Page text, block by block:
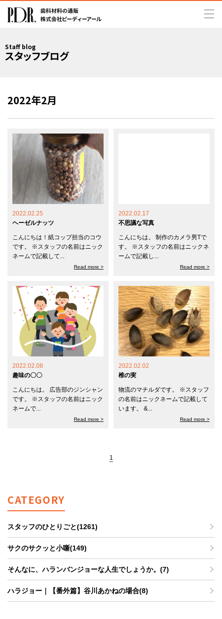
Staff blog
スタッフブログ
2022年2月
2022.02.25
ヘーゼルナッツ
こんにちは！紙コップ担当のコウ
です。 ※スタッフの名前はニック
ネームで記載して...
Read more >
2022.02.17
不思議な写真
こんにちは。 制作のカメラ男Tで
す。 ※スタッフの名前はニックネ
ームで記載し...
Read more >
2022.02.08
趣味の〇〇
こんにちは。 広告部のジンシャン
です。 ※スタッフの名前はニック
ネームで...
Read more >
2022.02.02
椎の実
物流のマチルダです。 ※スタッフ
の名前はニックネームで記載して
います。 &...
Read more >
CATEGORY
スタッフのひとりごと(1261)
サクのサクッと小噺(149)
そんなに、ハランバンジョーな人生でしょうか。(7)
ハラジョー｜【番外篇】谷川あかねの場合(8)
1